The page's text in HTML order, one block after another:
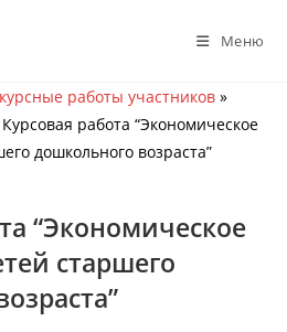
Меню
работы участников »
Курсовая работа “Экономическое
дошкольного возраста”
“Экономическое
старшего